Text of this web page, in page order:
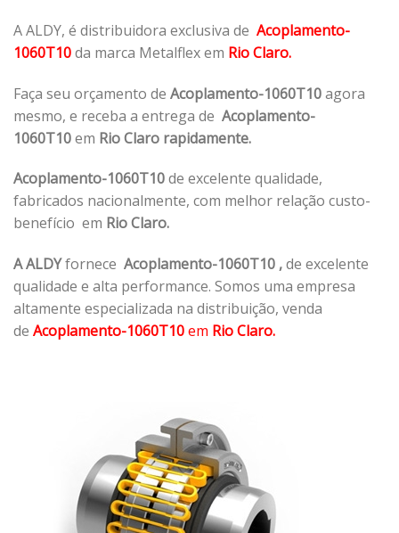
A ALDY, é distribuidora exclusiva de Acoplamento-
1060T10da marca Metalflex em Rio Claro.
Faça seu orçamento de Acoplamento-1060T10agora
mesmo, e receba a entrega de Acoplamento-
1060T10em Rio Claro rapidamente.
Acoplamento-1060T10de excelente qualidade,
fabricados nacionalmente, com melhor relação custo-
benefício em Rio Claro.
A ALDYfornece Acoplamento-1060T10 ,de excelente
qualidade e alta performance. Somos uma empresa
altamente especializada na distribuição, venda
de Acoplamento-1060T10em Rio Claro.